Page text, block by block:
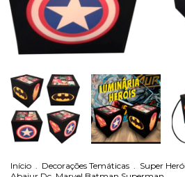
Início . Decorações Temáticas . Super